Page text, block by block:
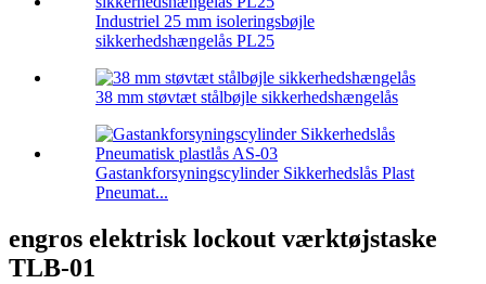
Industriel 25 mm isoleringsbøjle
sikkerhedshængelås PL25
38 mm støvtæt stålbøjle sikkerhedshængelås
Gastankforsyningscylinder Sikkerhedslås Plast
Pneumat...
engros elektrisk lockout værktøjstaske
TLB-01